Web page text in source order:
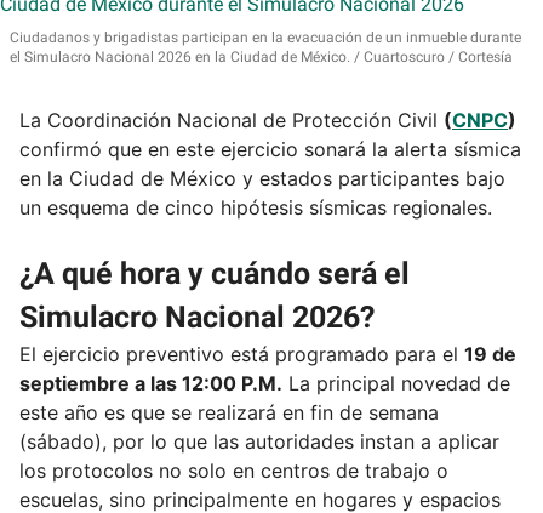
Ciudadanos y brigadistas participan en la evacuación de un inmueble durante
el Simulacro Nacional 2026 en la Ciudad de México.
Cuartoscuro / Cortesía
La Coordinación Nacional de Protección Civil (CNPC)
confirmó que en este ejercicio sonará la alerta sísmica
en la Ciudad de México y estados participantes bajo
un esquema de cinco hipótesis sísmicas regionales.
¿A qué hora y cuándo será el
Simulacro Nacional 2026?
El ejercicio preventivo está programado para el 19 de
septiembre a las 12:00 P.M. La principal novedad de
este año es que se realizará en fin de semana
(sábado), por lo que las autoridades instan a aplicar
los protocolos no solo en centros de trabajo o
escuelas, sino principalmente en hogares y espacios